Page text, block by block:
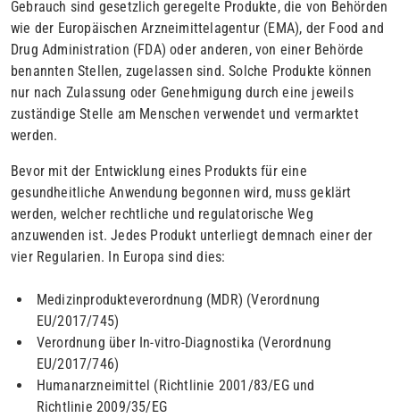
Gebrauch sind gesetzlich geregelte Produkte, die von Behörden
wie der Europäischen Arzneimittelagentur (EMA), der Food and
Drug Administration (FDA) oder anderen, von einer Behörde
benannten Stellen, zugelassen sind. Solche Produkte können
nur nach Zulassung oder Genehmigung durch eine jeweils
zuständige Stelle am Menschen verwendet und vermarktet
werden.
Bevor mit der Entwicklung eines Produkts für eine
gesundheitliche Anwendung begonnen wird, muss geklärt
werden, welcher rechtliche und regulatorische Weg
anzuwenden ist. Jedes Produkt unterliegt demnach einer der
vier Regularien. In Europa sind dies:
Medizinprodukteverordnung (MDR) (Verordnung
EU/2017/745)
Verordnung über In-vitro-Diagnostika (Verordnung
EU/2017/746)
Humanarzneimittel (Richtlinie 2001/83/EG und
Richtlinie 2009/35/EG